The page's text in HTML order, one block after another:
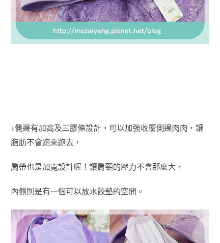
↓側邊有加高及三膠條設計，可以加強收覆側邊肉肉，讓
脂肪不會跑來跑去，
肩帶也是加寬設計喔！讓肩頸的壓力不會那麼大，
內側則是有一個可以放水餃墊的空間。